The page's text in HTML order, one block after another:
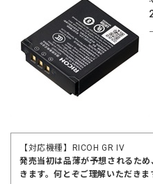
DB-
商品コ
【対応機種】RICOH GR IV
発売当初は品薄が予想されるた
きます。何とぞご理解いただきま